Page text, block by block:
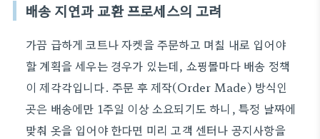
배송 지연과 교환 프로세스의 고려
가끔 급하게 코트나 자켓을 주문하고 며칠 내로 입어야
할 계획을 세우는 경우가 있는데, 쇼핑몰마다 배송 정책
이 제각각입니다. 주문 후 제작(Order Made) 방식인
곳은 배송에만 1주일 이상 소요되기도 하니, 특정 날짜에
맞춰 옷을 입어야 한다면 미리 고객 센터나 공지사항을